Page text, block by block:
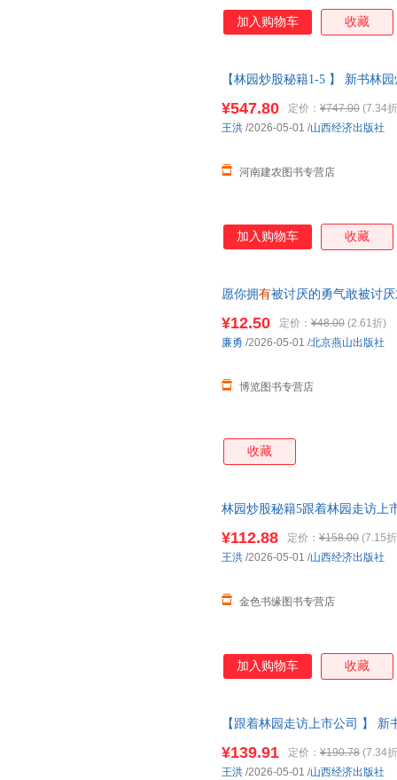
加入购物车 收藏
【林园炒股秘籍1-5 】 新书林
¥547.80 定价： ¥747.00 (7.34
河南建农图书专营店
王洪 /2026-05-01 /山西经济出版社
加入购物车 收藏
愿你拥有被讨厌的勇气敢被讨
¥12.50 定价： ¥48.00 (2.61折)
博览图书专营店
廉勇 /2026-05-01 /北京燕山出版社
收藏
林园炒股秘籍5跟着林园走访上
¥112.88 定价： ¥158.00 (7.15
金色书缘图书专营店
王洪 /2026-05-01 /山西经济出版社
加入购物车 收藏
【跟着林园走访上市公司 】
¥139.91 定价： ¥190.78 (7.34
王洪 /2026-05-01 /山西经济出版社